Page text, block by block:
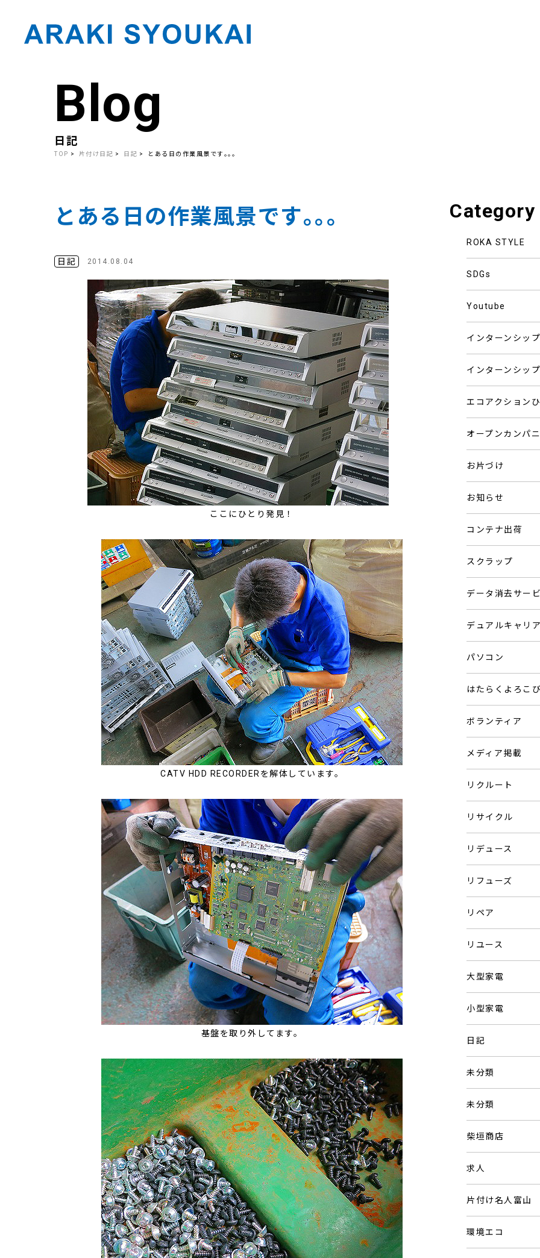
Blog
日記
TOP 片付け日記 日記 とある日の作業風景です｡｡｡
とある日の作業風景です｡｡｡
日記 2014.08.04
ここにひとり発見！
CATV HDD RECORDERを解体しています。
基盤を取り外してます。
Category
ROKA STYLE
SDGs
Youtube
インターンシップ
インターンシップ
エコアクション
オープンカンパ
お片づけ
お知らせ
コンテナ出荷
スクラップ
データ消去サー
デュアルキャリ
パソコン
はたらくよろこ
ボランティア
メディア掲載
リクルート
リサイクル
リデュース
リフューズ
リペア
リユース
大型家電
小型家電
日記
未分類
未分類
柴垣商店
求人
片付け名人富山
環境エコ